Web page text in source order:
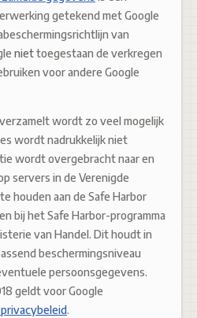
getekend met Google
van
niettoegestaan de verkregen
voor andere Google
wordt zo veel mogelijk
wordt nadrukkelijk niet
wordt overgebracht naar en
servers in de Verenigde
houden aan de Safe Harbor
bij het Safe Harbor-programma
van Handel. Dit houdt in
beschermingsniveau
persoonsgegevens.
geldt voor Google
.